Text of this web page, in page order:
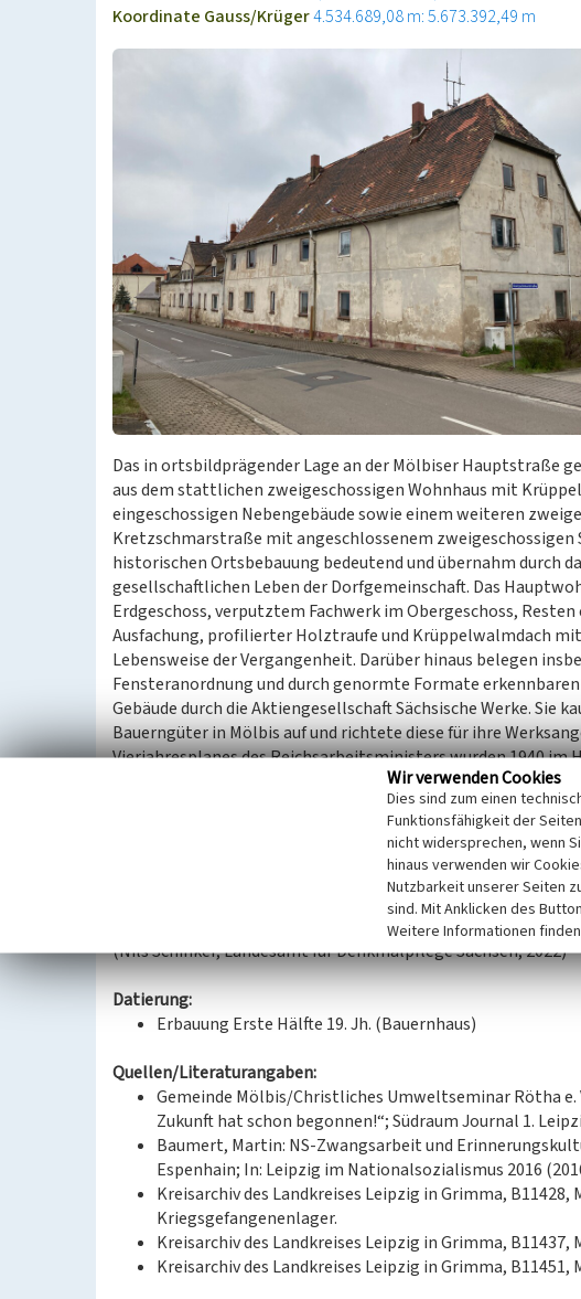
Koordinate Gauss/Krüger4.534.689,08 m: 5.673.392,49 m
Das in ortsbildprägender Lage an der Mölbiser Hauptstraße
aus dem stattlichen zweigeschossigen Wohnhaus mit
eingeschossigen Nebengebäude sowie einem weiteren
Kretzschmarstraße mit angeschlossenem zweigeschossigen
historischen Ortsbebauung bedeutend und übernahm durch
gesellschaftlichen Leben der Dorfgemeinschaft. Das
Erdgeschoss, verputztem Fachwerk im Obergeschoss,
Ausfachung, profilierter Holztraufe und Krüppelwalmdach
Lebensweise der Vergangenheit. Darüber hinaus belegen
Fensteranordnung und durch genormte Formate
Gebäude durch die Aktiengesellschaft Sächsische Werke. Sie
Bauerngüter in Mölbis auf und richtete diese für ihre
Vierjahresplanes des Reichsarbeitsministers wurden 1940 im
Nebengebäude sechs Werkswohnungen, in der
Werkswohnungen eingebaut sowie 14 Mietergärten
gestellt, den Seitenflügel für die zugewiesenen polnischen
und Scheunengebäude entstanden so auf engstem Raum im
mit Latrine, ein Aufenthaltsraum sowie Räume für das
auch französische Kriegsgefangene untergebracht.
(Nils Schinker, Landesamt für Denkmalpflege Sachsen, 2022)
Datierung:
Erbauung Erste Hälfte 19. Jh. (Bauernhaus)
Quellen/Literaturangaben:
Gemeinde Mölbis/Christliches Umweltseminar Rötha e.
Zukunft hat schon begonnen!“; Südraum Journal 1.
Baumert, Martin: NS-Zwangsarbeit und
Espenhain; In: Leipzig im Nationalsozialismus 2016
Kreisarchiv des Landkreises Leipzig in Grimma, B11428,
Kriegsgefangenenlager.
Kreisarchiv des Landkreises Leipzig in Grimma, B11437,
Kreisarchiv des Landkreises Leipzig in Grimma, B11451,
Wir verwenden Cookies
Dies sind zum einen
Funktionsfähigkeit der
nicht widersprechen, wenn
hinaus verwenden wir
Nutzbarkeit unserer Seiten
sind. Mit Anklicken des
Weitere Informationen